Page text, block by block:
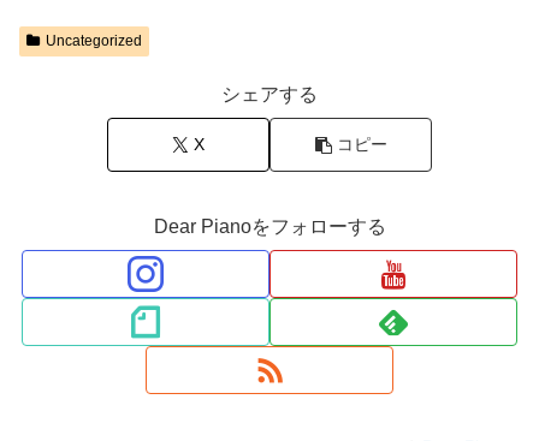
Uncategorized
シェアする
X コピー
Dear Pianoをフォローする